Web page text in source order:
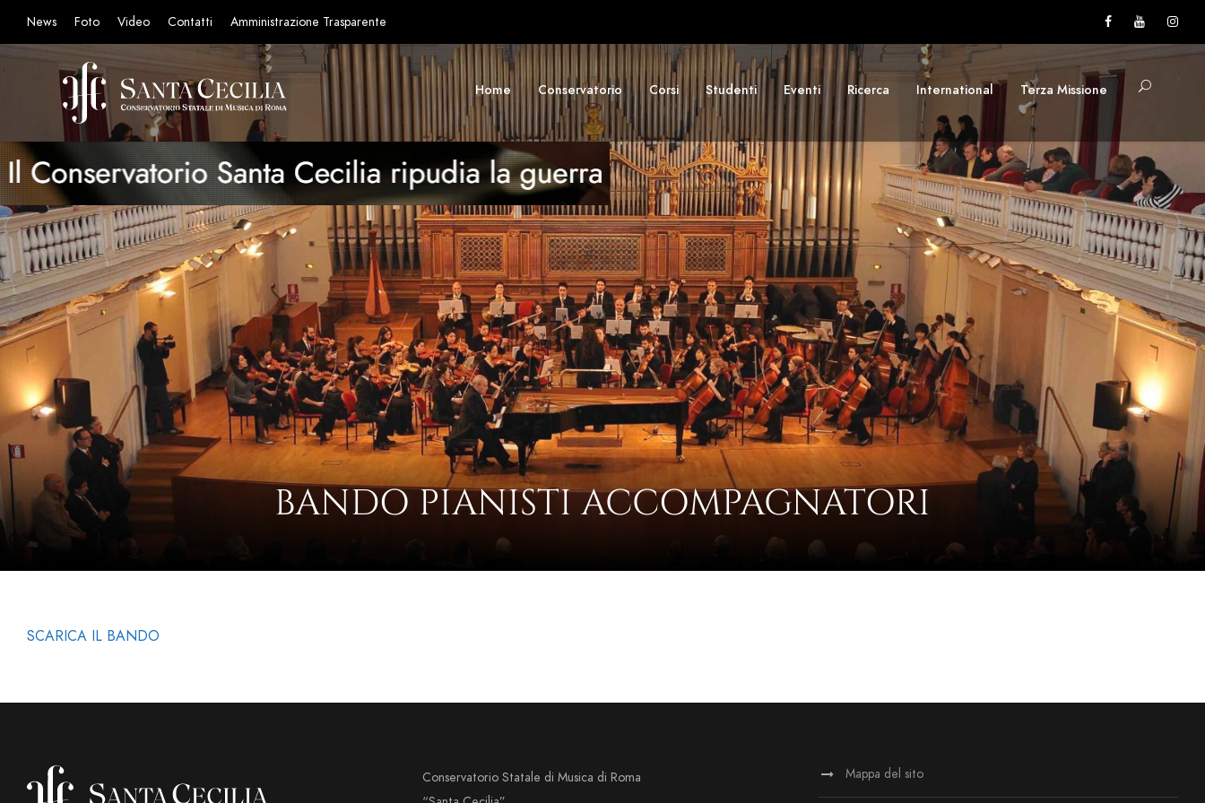
News Foto Video Contatti Amministrazione Trasparente
Home Conservatorio Corsi Studenti Eventi Ricerca International Terza Missione
BANDO PIANISTI ACCOMPAGNATORI
SCARICA IL BANDO
Conservatorio Statale di Musica di Roma
Mappa del sito